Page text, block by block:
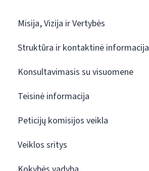
Misija, Vizija ir Vertybės
Struktūra ir kontaktinė informacija
Konsultavimasis su visuomene
Teisinė informacija
Peticijų komisijos veikla
Veiklos sritys